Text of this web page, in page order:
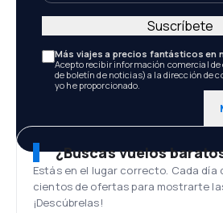
Más viajes a precios fantásticos en
Acepto recibir información comercial de
de boletín de noticias) a la dirección de
yo he proporcionado.
Suscríbete
¿Buscas vuelos
Estás en el lugar correcto. Cada día
cientos de ofertas para mostrarte
¡Descúbrelas!